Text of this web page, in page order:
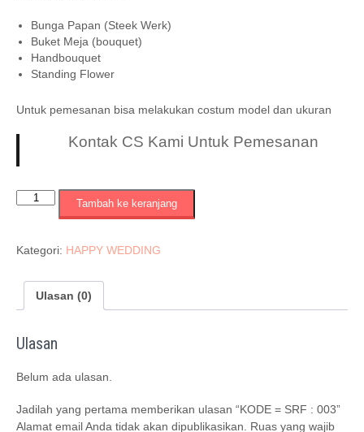
Bunga Papan (Steek Werk)
Buket Meja (bouquet)
Handbouquet
Standing Flower
Untuk pemesanan bisa melakukan costum model dan ukuran
Kontak CS Kami Untuk Pemesanan
Kuantitas
SRF
Tambah ke keranjang
Kategori: HAPPY WEDDING
Ulasan (0)
Ulasan
Belum ada ulasan.
Jadilah yang pertama memberikan ulasan “KODE = SRF : 003”
Alamat email Anda tidak akan dipublikasikan.
Ruas yang wajib